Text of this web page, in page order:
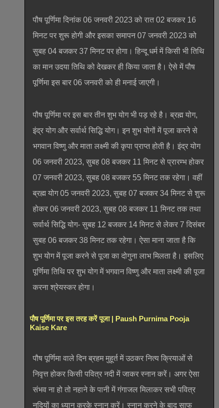
पौष पूर्णिमा दिनांक 06 जनवरी 2023 को रात 02 बजकर 16
मिनट पर शुरू होगी और इसका समापन 07 जनवरी 2023 को
सुबह 04 बजकर 37 मिनट पर होगा। हिन्दू धर्म में किसी भी तिथि
का मान उदया तिथि को देखकर ही किया जाता है। ऐसे में पौष
पूर्णिमा इस बार 06 जनवरी को ही मनाई जाएगी।
पौष पूर्णिमा पर इस बार तीन शुभ योग भी पड़ रहे है। ब्रह्म योग,
इंद्र योग और सर्वार्थ सिद्धि योग। इन शुभ योगों में पूजा करने से
भगवान विष्णु और माता लक्ष्मी की कृपा प्राप्त होती है। इंद्र योग
06 जनवरी 2023, सुबह 08 बजकर 11 मिनट से प्रारम्भ होकर
07 जनवरी 2023, सुबह 08 बजकर 55 मिनट तक रहेगा। वहीं
ब्रह्म योग 05 जनवरी 2023, सुबह 07 बजकर 34 मिनट से शुरू
होकर 06 जनवरी 2023, सुबह 08 बजकर 11 मिनट तक तथा
सर्वार्थ सिद्धि योग- सुबह 12 बजकर 14 मिनट से लेकर 7 दिसंबर
सुबह 06 बजकर 38 मिनट तक रहेगा। ऐसा माना जाता है कि
शुभ योग में पूजा करने से पूजा का दोगुना लाभ मिलता है। इसलिए
पूर्णिमा तिथि पर शुभ योग में भगवान विष्णु और माता लक्ष्मी की पूजा
करना श्रेयस्कर होगा।
पौष पूर्णिमा पर इस तरह करें पूजा | Paush Purnima Pooja
Kaise Kare
पौष पूर्णिमा वाले दिन ब्रहम मुहूर्त में उठकर नित्य क्रियाओं से
निवृत्त होकर किसी पवित्र नदी में जाकर स्नान करें। अगर ऐसा
संभव ना हो तो नहाने के पानी में गंगाजल मिलाकर सभी पवित्र
नदियों का ध्यान करके स्नान करें। स्नान करने के बाद साफ